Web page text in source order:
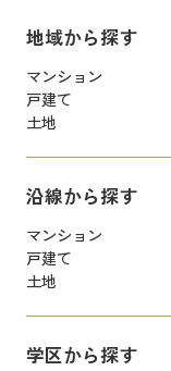
地域から探す
マンション
戸建て
土地
沿線から探す
マンション
戸建て
土地
学区から探す